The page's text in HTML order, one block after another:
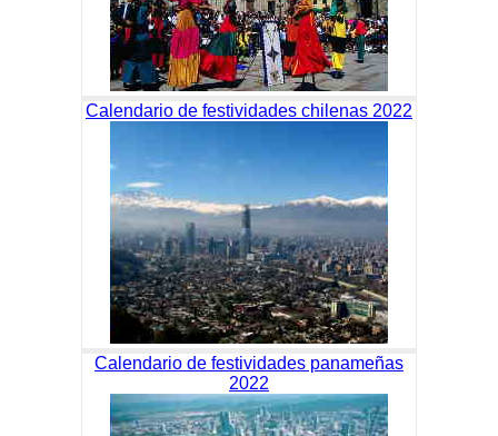
Calendario de festividades chilenas 2022
Calendario de festividades panameñas
2022